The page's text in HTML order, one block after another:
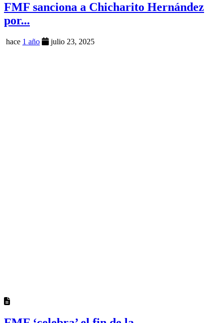
FMF sanciona a Chicharito Hernández
por...
hace 1 año julio 23, 2025